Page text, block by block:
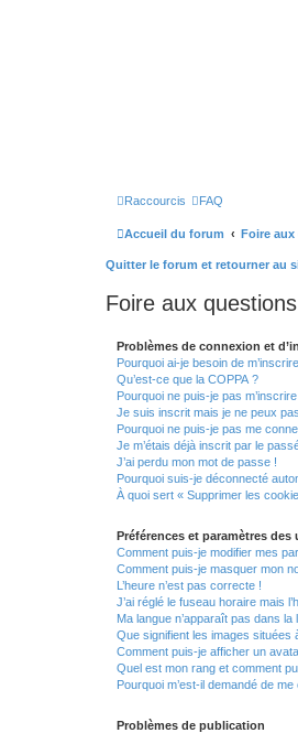
Raccourcis FAQ
Accueil du forum Foire
Quitter le forum et retourner au
Foire aux questions
Problèmes de connexion et
Pourquoi ai-je besoin de
Qu’est-ce que la COPPA ?
Pourquoi ne puis-je pas
Je suis inscrit mais je ne peux
Pourquoi ne puis-je pas me
Je m’étais déjà inscrit par le
J’ai perdu mon mot de passe !
Pourquoi suis-je déconnecté
À quoi sert « Supprimer les
Préférences et paramètres des
Comment puis-je modifier mes
Comment puis-je masquer mon
L’heure n’est pas correcte !
J’ai réglé le fuseau horaire mais
Ma langue n’apparaît pas dans la
Que signifient les images situées
Comment puis-je afficher un
Quel est mon rang et comment
Pourquoi m’est-il demandé de
Problèmes de publication